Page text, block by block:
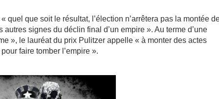
quel que soit le résultat, l’élection n’arrêtera pas la montée
signes du déclin final d’un empire ». Au terme d’une
», le lauréat du prix Pulitzer appelle « à monter des actes
faire tomber l’empire ».